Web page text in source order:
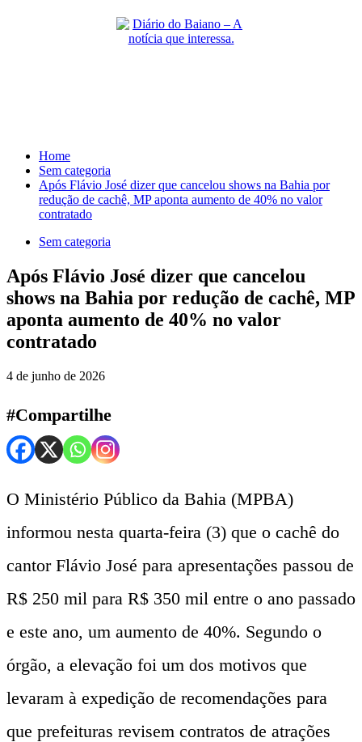
Home
Sem categoria
Após Flávio José dizer que cancelou shows na Bahia por
redução de cachê, MP aponta aumento de 40% no valor
contratado
Sem categoria
Após Flávio José dizer que cancelou
shows na Bahia por redução de cachê, MP
aponta aumento de 40% no valor
contratado
4 de junho de 2026
#Compartilhe
O Ministério Público da Bahia (MPBA)
informou nesta quarta-feira (3) que o cachê do
cantor Flávio José para apresentações passou de
R$ 250 mil para R$ 350 mil entre o ano passado
e este ano, um aumento de 40%. Segundo o
órgão, a elevação foi um dos motivos que
levaram à expedição de recomendações para
que prefeituras revisem contratos de atrações